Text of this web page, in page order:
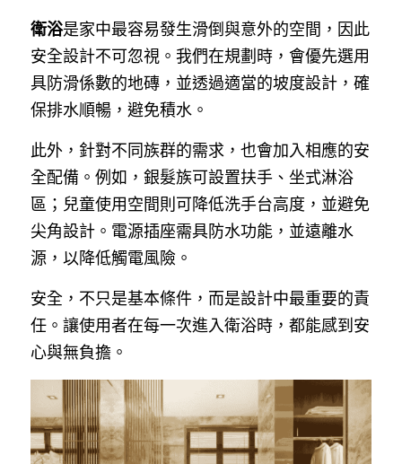
衛浴是家中最容易發生滑倒與意外的空間，因此
安全設計不可忽視。我們在規劃時，會優先選用
具防滑係數的地磚，並透過適當的坡度設計，確
保排水順暢，避免積水。
此外，針對不同族群的需求，也會加入相應的安
全配備。例如，銀髮族可設置扶手、坐式淋浴
區；兒童使用空間則可降低洗手台高度，並避免
尖角設計。電源插座需具防水功能，並遠離水
源，以降低觸電風險。
安全，不只是基本條件，而是設計中最重要的責
任。讓使用者在每一次進入衛浴時，都能感到安
心與無負擔。